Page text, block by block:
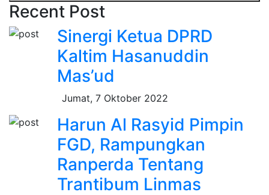
Recent Post
Sinergi Ketua DPRD
Kaltim Hasanuddin
Mas’ud
Jumat, 7 Oktober 2022
Harun Al Rasyid Pimpin
FGD, Rampungkan
Ranperda Tentang
Trantibum Linmas